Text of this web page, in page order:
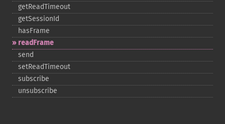
getReadTimeout
getSessionId
hasFrame
readFrame
send
setReadTimeout
subscribe
unsubscribe